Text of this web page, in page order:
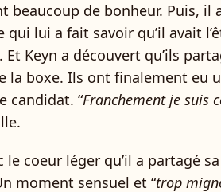
beaucoup de bonheur. Puis, il
qui lui a fait savoir qu’il avait
Et Keyn a découvert qu’ils
la boxe. Ils ont finalement eu
candidat. “Franchement je suis
le coeur léger qu’il a partagé
moment sensuel et “trop